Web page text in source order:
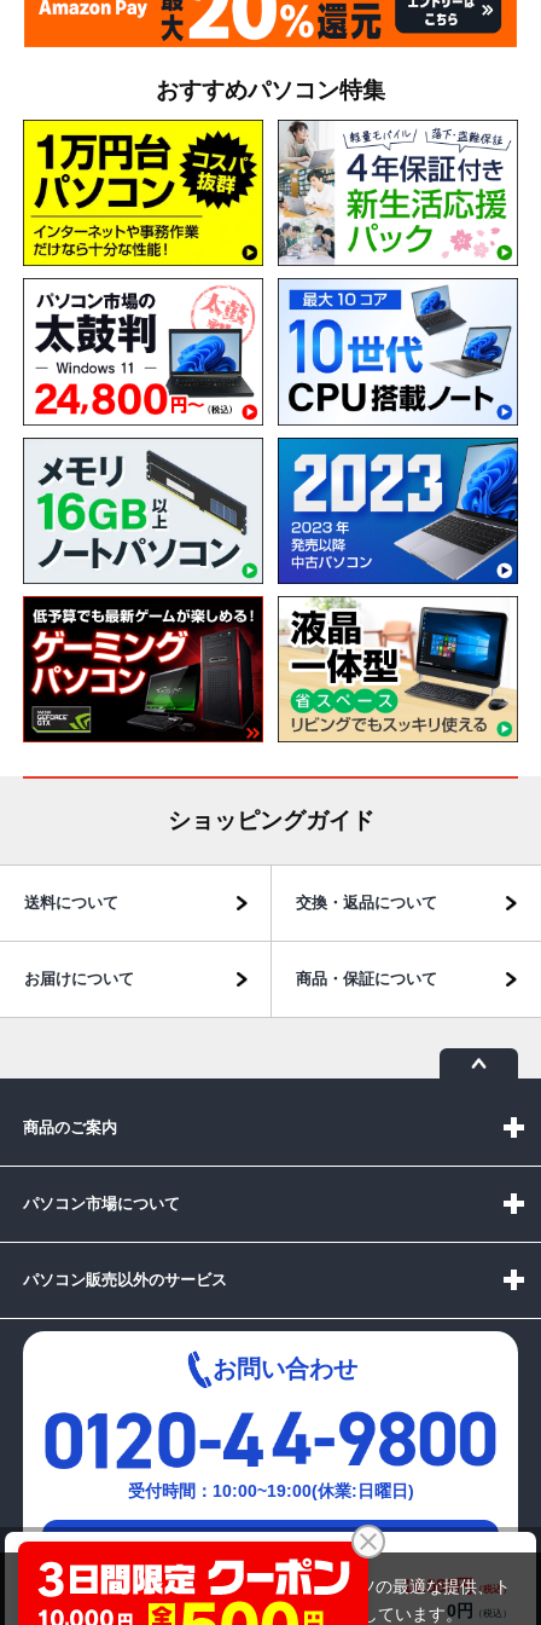
富士通 LIFEBOOK U772/G（訳あり）
商品価格(税込) 14,080円
オプション小計価格(税込) 0円
おすすめパソコン特集
ショッピングガイド
送料について 交換・返品について
お届けについて 商品・保証について
商品のご案内
パソコン市場について
パソコン販売以外のサービス
お問い合わせ
受付時間：10:00~19:00(休業:日曜日)
メールでの
お問い合わせはこちら
当サイトでは利用体験の向上およびコンテンツの最適な提供、ト
ラフィックの分析を目的としてCookieを使用しています。